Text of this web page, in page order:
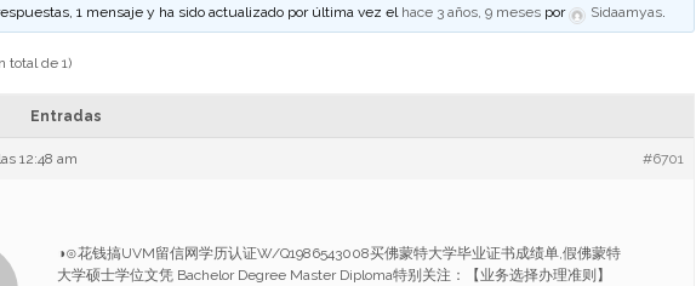
1 mensaje y ha sido actualizado por última vez el hace 3 años, 9 meses por Sidaamyas.
total de 1)
Entradas
12:48 am #6701
◑⊙花钱搞UVM留信网学历认证W/Q1986543008买佛蒙特大学毕业证书成绩单,假佛蒙特
大学硕士学位文凭 Bachelor Degree Master Diploma特别关注：【业务选择办理准则】